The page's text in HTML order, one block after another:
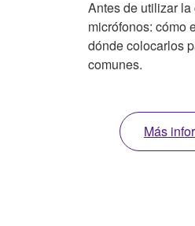
Antes de utilizar
micrófonos: cómo
dónde colocarlos
comunes.
Más